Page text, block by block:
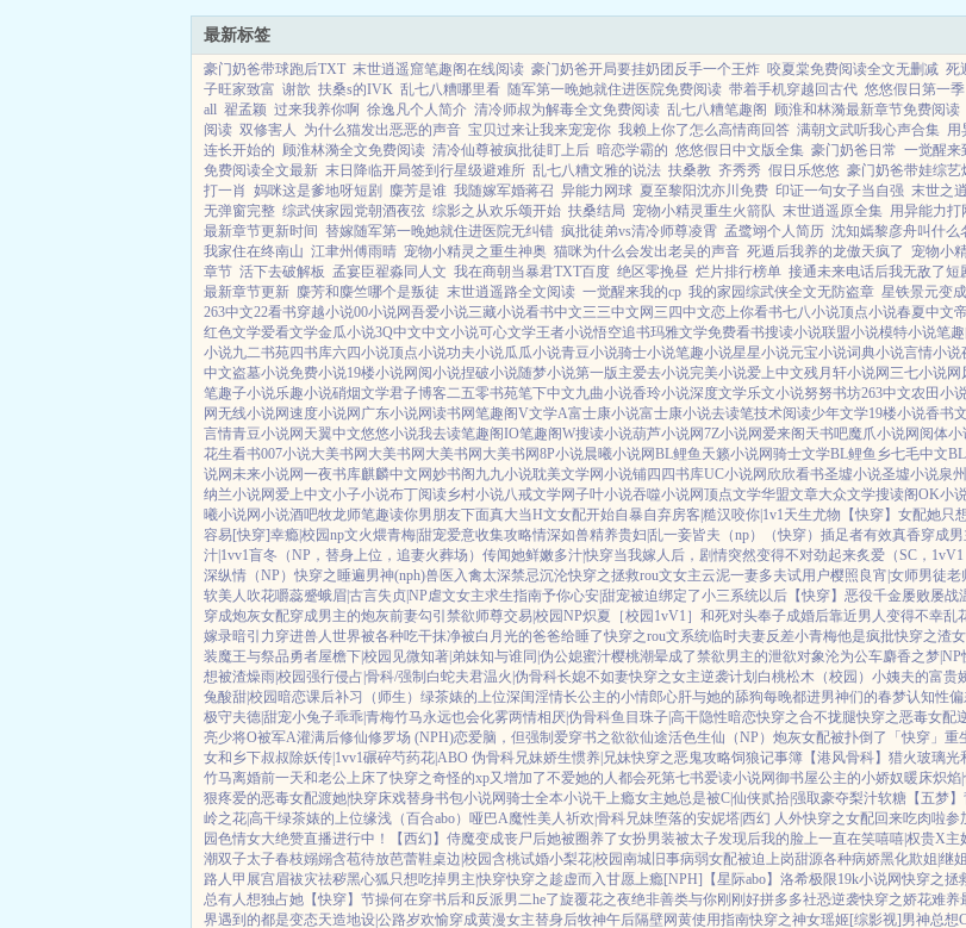
最新标签
豪门奶爸带球跑后TXT 末世逍遥窟笔趣阁在线阅读 豪门奶爸开局要挂奶团反手一个王炸 咬夏棠免费阅读全文无删减 死
子旺家致富 谢歆 扶桑s的IVK 乱七八糟哪里看 随军第一晚她就住进医院免费阅读 带着手机穿越回古代 悠悠假日第一季
all 翟孟颖 过来我养你啊 徐逸凡个人简介 清冷师叔为解毒全文免费阅读 乱七八糟笔趣阁 顾淮和林漪最新章节免费阅读
阅读 双修害人 为什么猫发出恶恶的声音 宝贝过来让我来宠宠你 我赖上你了怎么高情商回答 满朝文武听我心声合集 用
连长开始的 顾淮林漪全文免费阅读 清冷仙尊被疯批徒盯上后 暗恋学霸的 悠悠假日中文版全集 豪门奶爸日常 一觉醒来
免费阅读全文最新 末日降临开局签到行星级避难所 乱七八糟文雅的说法 扶桑教 齐秀秀 假日乐悠悠 豪门奶爸带娃综艺
打一肖 妈咪这是爹地呀短剧 麋芳是谁 我随嫁军婚蒋召 异能力网球 夏至黎阳沈亦川免费 印证一句女子当自强 末世之
无弹窗完整 综武侠家园党朝酒夜弦 综影之从欢乐颂开始 扶桑结局 宠物小精灵重生火箭队 末世逍遥原全集 用异能力打
最新章节更新时间 替嫁随军第一晚她就住进医院无纠错 疯批徒弟vs清冷师尊凌霄 孟鹭翊个人简历 沈知嫣黎彦舟叫什么
我家住在终南山 江聿州傅雨晴 宠物小精灵之重生神奥 猫咪为什么会发出老吴的声音 死遁后我养的龙傲天疯了 宠物小
章节 活下去破解板 孟宴臣翟淼同人文 我在商朝当暴君TXT百度 绝区零挽昼 烂片排行榜单 接通未来电话后我无敌了短
最新章节更新 麋芳和麋竺哪个是叛徒 末世逍遥路全文阅读 一觉醒来我的cp 我的家园综武侠全文无防盗章 星铁景元变
263中文22看书穿越小说00小说网吾爱小说三藏小说看书中文三三中文网 三四中文恋上你看书七八小说顶点小说春夏中文
红色文学爱看文学金瓜小说3Q中文中文小说可心文学王者小说悟空追书玛雅文学免费看书搜读小说联盟小说模特小说笔趣
小说九二书苑四书库六四小说顶点小说功夫小说瓜瓜小说青豆小说骑士小说笔趣小说星星小说元宝小说词典小说言情小说
中文盗墓小说免费小说19楼小说网阅小说捏破小说随梦小说第一版主爱去小说完美小说爱上中文残月轩小说网 三七小说网
笔趣子小说乐趣小说硝烟文学君子博客二五零书苑笔下中文九曲小说香玲小说深度文学乐文小说努努书坊263中文农田小
网无线小说网速度小说网 广东小说网读书网笔趣阁V文学A富士康小说富士康小说去读笔技术阅读少年文学19楼小说香书
言情青豆小说网 天翼中文悠悠小说我去读笔趣阁IO笔趣阁W搜读小说葫芦小说网7Z小说网爱来阁 天书吧魔爪小说网 阅体小
花生看书007小说大美书网 大美书网 大美书网 大美书网8P小说晨曦小说网BL鲤鱼 天籁小说网骑士文学BL鲤鱼乡七毛中文
说网未来小说网一夜书库麒麟中文网妙书阁 九九小说耽美文学网小说铺四四书库UC小说网 欣欣看书圣墟小说圣墟小说泉
纳兰小说网爱上中文小子小说布丁阅读乡村小说八戒文学网子叶小说吞噬小说网顶点文学华盟文章大众文学搜读阁OK小
曦小说网小说酒吧牧龙师笔趣读你男朋友下面真大当H文女配开始自暴自弃房客|糙汉咬你|1v1天生尤物【快穿】 女配她只
容易[快穿]幸瘾|校园np文火煨青梅|甜宠爱意收集攻略情深如兽精养贵妇|乱一妾皆夫（np） （快穿）插足者有效真香穿成男
汁|1vv1盲冬（NP，替身上位，追妻火葬场） 传闻她鲜嫩多汁|快穿当我嫁人后，剧情突然变得不对劲起来炙爱（SC，1vV1
深纵情（NP）快穿之睡遍男神(nph)兽医 入禽太深禁忌沉沦快穿之拯救rou文女主云泥一妻多夫试用户樱照良宵|女师男徒老
软美人 吹花嚼蕊蹙蛾眉|古言失贞|NP虐文女主求生指南予你心安|甜宠被迫绑定了小三系统以后【快穿】 恶役千金屡败屡战
穿成炮灰女配穿成男主的炮灰前妻勾引禁欲师尊交易|校园NP炽夏［校园1vV1］ 和死对头奉子成婚后靠近男人变得不幸乱
嫁录暗引力穿进兽人世界被各种吃干抹净被白月光的爸爸给睡了快穿之rou文系统临时夫妻反差小青梅他是疯批快穿之渣
装魔王与祭品勇者屋檐下|校园 见微知著|弟妹知与谁同|伪公媳蜜汁樱桃潮晕成了禁欲男主的泄欲对象沦为公车麝香之梦|NP
想被渣燥雨|校园强行侵占|骨科/强制 白蛇夫君温火|伪骨科长媳不如妻快穿之女主逆袭计划 白桃松木（校园） 小姨夫的富贵
兔酸甜|校园暗恋课后补习（师生） 绿茶婊的上位深闺淫情长公主的小情郎心肝与她的舔狗每晚都进男神们的春梦认知性偏
极守夫德|甜宠小兔子乖乖|青梅竹马永远也会化雾两情相厌|伪骨科鱼目珠子|高干隐性暗恋快穿之合不拢腿快穿之恶毒女配
亮少将O被军A灌满后修仙修罗场 (NPH)恋爱脑，但强制爱穿书之欲欲仙途活色生仙（NP） 炮灰女配被扑倒了「快穿」 重
女和乡下叔叔除妖传|1vv1碾碎芍药花|ABO 伪骨科兄妹娇生惯养|兄妹快穿之恶鬼攻略饲狼记事簿 【港风骨科】猎火玻璃光
竹马离婚前一天和老公上床了快穿之奇怪的xp又增加了不爱她的人都会死第七书爱读小说网御书屋公主的小娇奴暖床炽焰
狠疼爱的恶毒女配渡她|快穿床戏替身书包小说网骑士全本小说干上瘾女主她总是被C|仙侠贰拾|强取豪夺梨汁软糖 【五梦
岭之花|高干绿茶婊的上位缘浅（百合abo）哑巴A魔性美人祈欢|骨科兄妹堕落的安妮塔|西幻 人外快穿之女配回来吃肉啦参
园色情女大绝赞直播进行中！ 【西幻】侍魔变成丧尸后她被圈养了女扮男装被太子发现后我的脸上一直在笑嘻嘻|权贵X主
潮双子太子春枝嫋嫋含苞待放芭蕾鞋桌边|校园含桃试婚小梨花|校园南城旧事病弱女配被迫上岗甜源各种病娇黑化欺姐|继
路人甲 展宫眉袚灾祛秽黑心狐只想吃掉男主|快穿快穿之趁虚而入甘愿上瘾[NPH] 【星际abo】洛希极限19k小说网快穿之拯
总有人想独占她 【快穿】节操何在穿书后和反派男二he了旋覆花之夜绝非善类与你刚刚好拼多多社恐逆袭快穿之娇花难养
界遇到的都是变态天造地设|公路岁欢愉穿成黄漫女主替身后牧神午后隔壁网黄使用指南快穿之神女瑶姬[综影视]男神总想